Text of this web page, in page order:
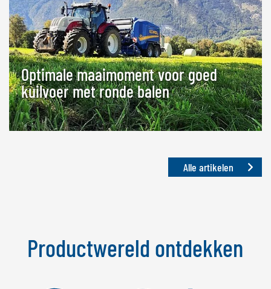
Optimale maaimoment voor goed
kuilvoer met ronde balen
Alle artikelen
Productwereld ontdekken